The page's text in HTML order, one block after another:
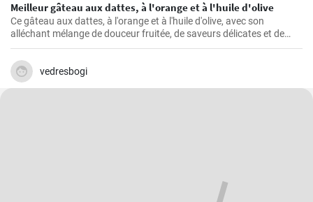
Meilleur gâteau aux dattes, à l'orange et à l'huile d'olive
Ce gâteau aux dattes, à l'orange et à l'huile d'olive, avec son
alléchant mélange de douceur fruitée, de saveurs délicates et de
texture moelleuse, ne manque jamais de rendre toute occasion
spéciale.
vedresbogi